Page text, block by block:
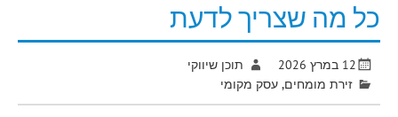
כל מה שצריך לדעת
12 במרץ 2026
תוכן שיווקי
זירת מומחים,עסק מקומי